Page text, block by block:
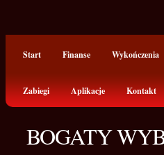
Start Finanse Wykończenia
Zabiegi Aplikacje Kontakt
BOGATY